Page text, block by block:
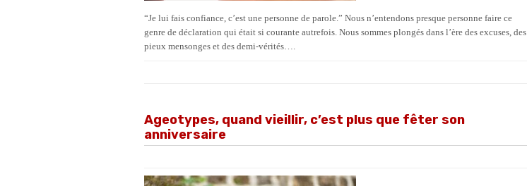
“Je lui fais confiance, c’est une personne de parole.” Nous n’entendons presque personne faire ce
genre de déclaration qui était si courante autrefois. Nous sommes plongés dans l’ère des excuses, des
pieux mensonges et des demi-vérités….
Ageotypes, quand vieillir, c’est plus que fêter son
anniversaire